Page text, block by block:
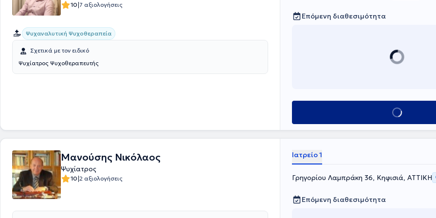
Γενικού Αρχιάτρου και είναι Διευθυντής στην Ψυχιατρική Κλινική του 414
Στρατιωτικού Νοσοκομείου Ειδικών Νοσημάτων.Τέλος, ο ιατρός είναι μέλος της
Ψυχοφαρμακολογίας, του Κλάδου Ψυχογηριατρικής της ΕΨΕ, της Εταιρείας
Γνωσιακών Ψυχοθεραπειών και της EMDR - Hellas.
10|7 αξιολογήσεις
Ψυχαναλυτική Ψυχοθεραπεία
Σχετικά με τον ειδικό
Ψυχίατρος Ψυχοθεραπευτής
Επόμενη διαθεσιμότητα
Κλείσε ραντεβού
Μανούσης Νικόλαος
Ψυχίατρος
10|2 αξιολογήσεις
Ιατρείο 1
Γρηγορίου Λαμπράκη 36, Κηφισιά, ΑΤΤΙΚΗ
Επόμενη διαθεσιμότητα